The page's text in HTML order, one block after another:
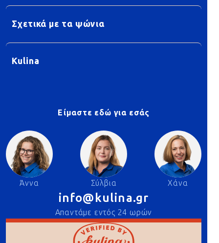
Σχετικά με τα ψώνια
Kulina
Είμαστε εδώ για εσάς
Άννα Σύλβια Χάνα
info@kulina.gr
Απαντάμε εντός 24 ωρών